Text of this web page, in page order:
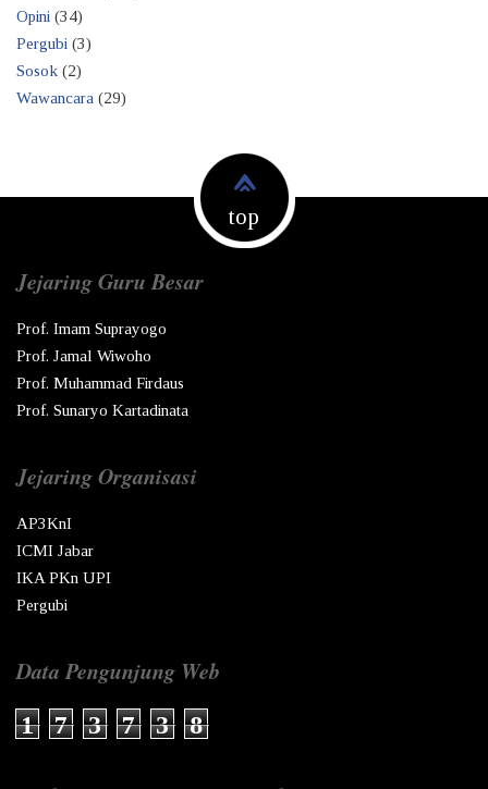
Opini (34)
Pergubi (3)
Sosok (2)
Wawancara (29)
top
Jejaring Guru Besar
Prof. Imam Suprayogo
Prof. Jamal Wiwoho
Prof. Muhammad Firdaus
Prof. Sunaryo Kartadinata
Jejaring Organisasi
AP3KnI
ICMI Jabar
IKA PKn UPI
Pergubi
Data Pengunjung Web
1 7 3 7 3 8